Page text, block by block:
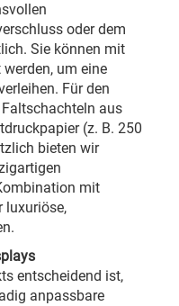
oder dem
Sie können mit
um eine
Für den
aus
(z. B. 250
bieten wir
mit
luxuriöse,
entscheidend ist,
anpassbare